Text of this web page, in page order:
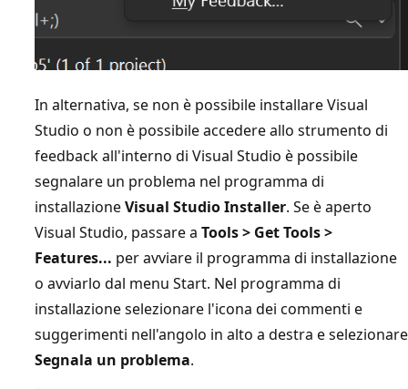
In alternativa, se non è possibile installare Visual
Studio o non è possibile accedere allo strumento di
feedback all'interno di Visual Studio è possibile
segnalare un problema nel programma di
installazioneVisual Studio Installer. Se è aperto
Visual Studio, passare a Tools > Get Tools >
Features... per avviare il programma di installazione
o avviarlo dal menu Start. Nel programma di
installazione selezionare l'icona dei commenti e
suggerimenti nell'angolo in alto a destra e selezionare
Segnala un problema.